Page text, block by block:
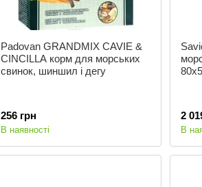
Padovan GRANDMIX CAVIE &
CINCILLA корм для морських
свинок, шиншил і дегу
256 грн
В наявності
2
В